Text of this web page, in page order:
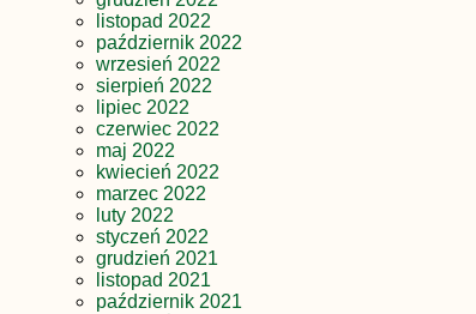
listopad 2022
październik 2022
wrzesień 2022
sierpień 2022
lipiec 2022
czerwiec 2022
maj 2022
kwiecień 2022
marzec 2022
luty 2022
styczeń 2022
grudzień 2021
listopad 2021
październik 2021